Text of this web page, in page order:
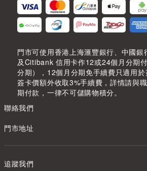
門市可使用香港上海滙豐銀行、中國
及Citibank 信用卡作12或24個月分期
分期），12個月分期免手續費只適用
簽卡價額外收取3%手續費，詳情請與
期付款，一律不可儲購物積分。
聯絡我們
門市地址
追蹤我們